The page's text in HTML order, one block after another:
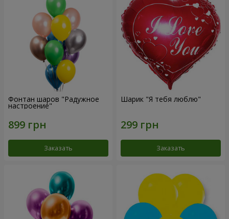
Фонтан шаров "Радужное
настроение"
Заказать
Шарик "Я тебя люблю"
Заказать